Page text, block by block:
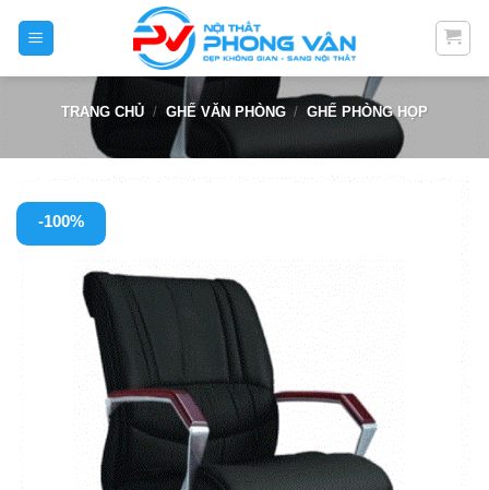
TRANG CHỦ / GHẾ VĂN PHÒNG / GHẾ PHÒNG HỌP
-100%